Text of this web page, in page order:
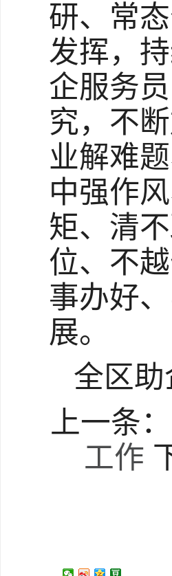
研、常
发挥，
企服务
究，不
业解难
中强作
矩、清
位、不
事办好
展。
全区
上一条：
工作